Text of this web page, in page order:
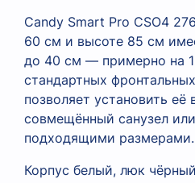
Candy Smart Pro CSO4
60 см и высоте 85 см
до 40 см — примерно на
стандартных
позволяет установить её
совмещённый санузел
подходящими размерами.
Корпус белый, люк